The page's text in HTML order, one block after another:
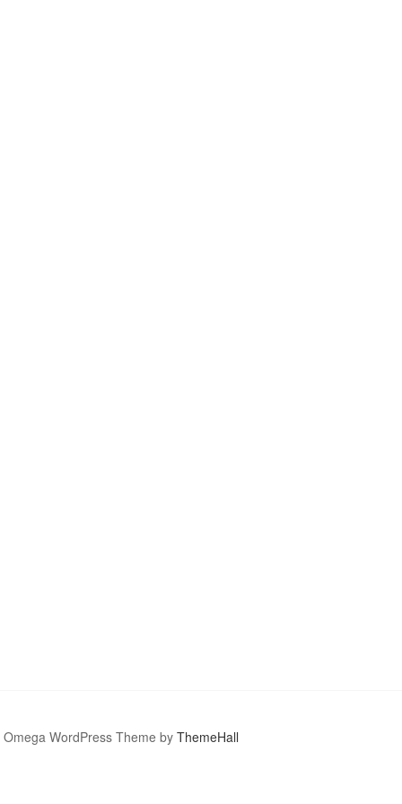
Omega WordPress Theme by ThemeHall